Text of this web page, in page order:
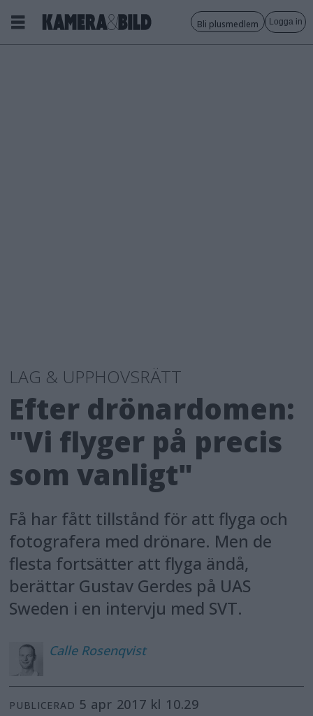
Bli plusmedlem Logga in
LAG & UPPHOVSRÄTT
Efter drönardomen:
"Vi flyger på precis
som vanligt"
Få har fått tillstånd för att flyga och
fotografera med drönare. Men de
flesta fortsätter att flyga ändå,
berättar Gustav Gerdes på UAS
Sweden i en intervju med SVT.
Calle Rosenqvist
PUBLICERAD 5 apr 2017 kl 10.29